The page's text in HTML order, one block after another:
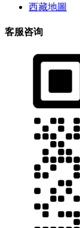
西藏地圖
客服咨询